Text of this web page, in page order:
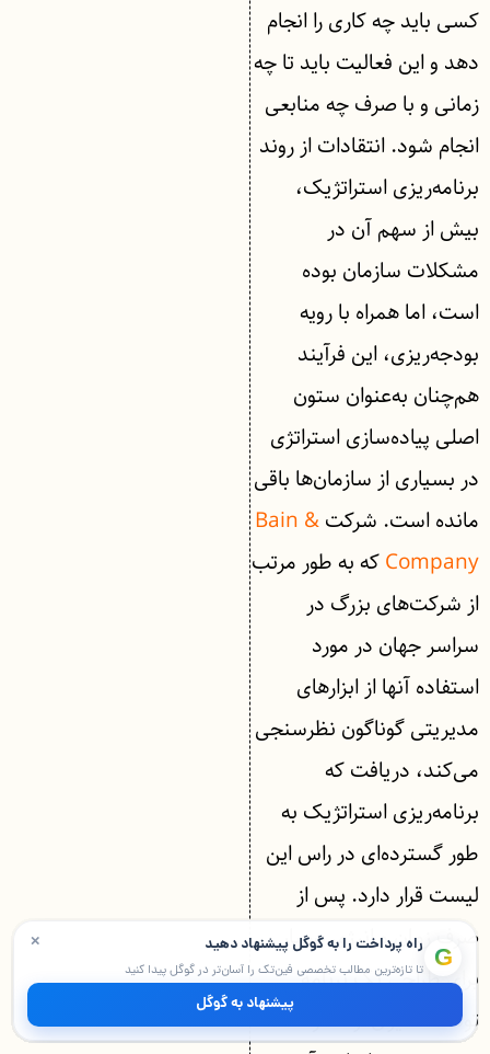
کسی باید چه کاری را انجام
دهد و این فعالیت باید تا چه
زمانی و با صرف چه منابعی
انجام شود. انتقادات از روند
برنامه‌ریزی استراتژیک،
بیش از سهم آن در
مشکلات سازمان بوده
است، اما همراه با رویه
بودجه‌ریزی، این فرآیند
هم‌چنان به‌عنوان ستون
اصلی پیاده‌سازی استراتژی
در بسیاری از سازمان‌ها باقی
مانده است. شرکتBain &
Companyکه به طور مرتب
از شرکت‌های بزرگ در
سراسر جهان در مورد
استفاده آنها از ابزارهای
مدیریتی گوناگون نظرسنجی
می‌کند، دریافت که
برنامه‌ریزی استراتژیک به
طور گسترده‌ای در راس این
لیست قرار دارد. پس از
صرف زمان و انرژی بسیار
برای طراحی یک برنامه
توسط مدیران ارشد و
× G راه پرداخت را به گوگل پیشنهاد دهید
تا تازه‌ترین مطالب تخصصی فین‌تک را آسان‌تر در گوگل پیدا کنید
پیشنهاد به گوگل